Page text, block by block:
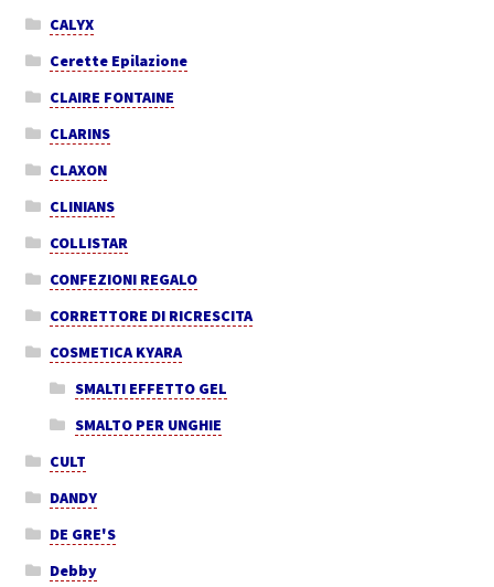
CALYX
Cerette Epilazione
CLAIRE FONTAINE
CLARINS
CLAXON
CLINIANS
COLLISTAR
CONFEZIONI REGALO
CORRETTORE DI RICRESCITA
COSMETICA KYARA
SMALTI EFFETTO GEL
SMALTO PER UNGHIE
CULT
DANDY
DE GRE'S
Debby